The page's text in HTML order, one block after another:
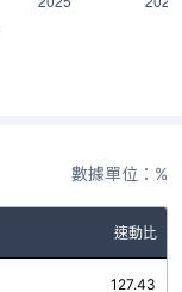
數據單位：%
速動比
127.43